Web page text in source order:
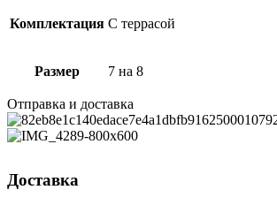
Комплектация С террасой
Размер 7 на 8
Отправка и доставка
Доставка